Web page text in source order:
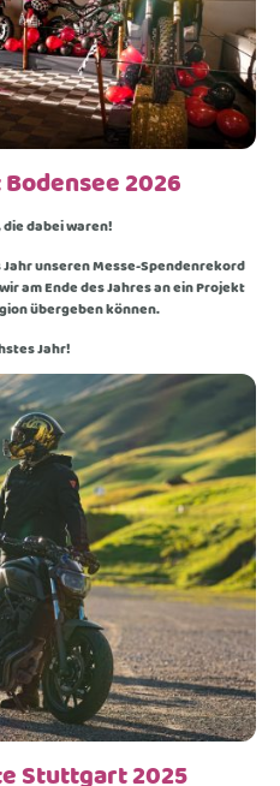
2026
dabei waren!
unseren Messe-Spendenrekord
am Ende des Jahres an ein Projekt
übergeben können.
Jahr!
Stuttgart 2025